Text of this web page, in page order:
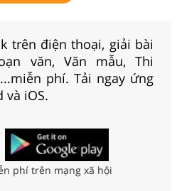
trên điện thoại, giải bài
văn, Văn mẫu, Thi
phí. Tải ngay ứng
và iOS.
phí trên mạng xã hội